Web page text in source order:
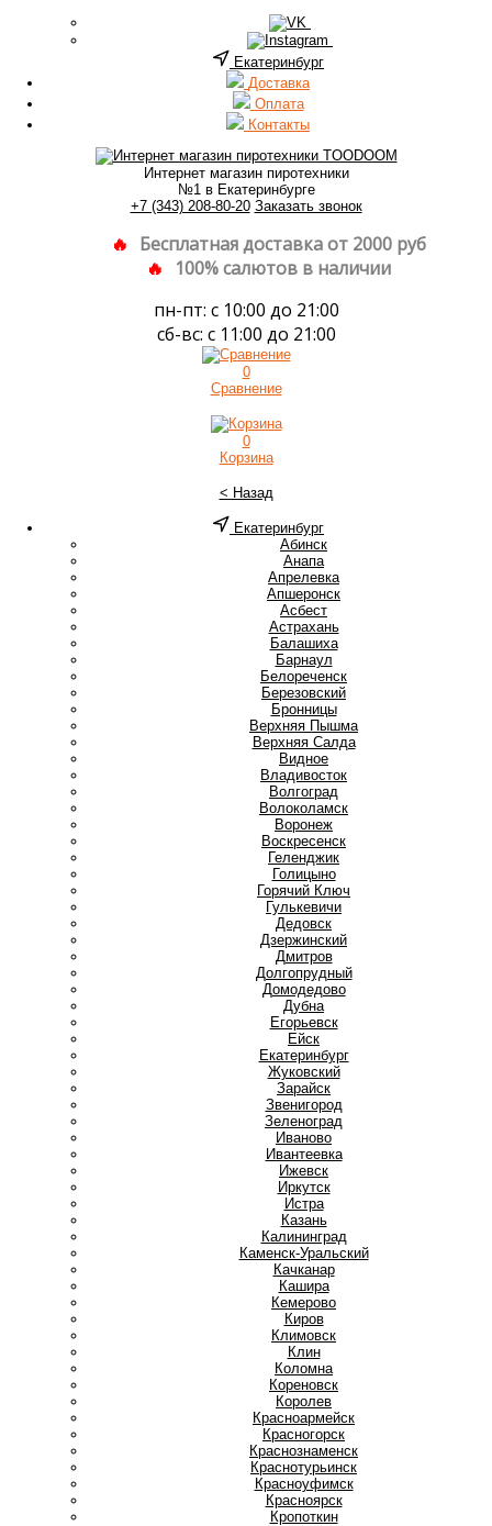
Екатеринбург
Доставка
Оплата
Контакты
Интернет магазин пиротехники
№1 в Екатеринбурге
+7 (343) 208-80-20 Заказать звонок
Бесплатная доставка от 2000 руб
100% салютов в наличии
пн-пт: с 10:00 до 21:00
сб-вс: с 11:00 до 21:00
0
Сравнение
0
Корзина
< Назад
Екатеринбург
Абинск
Анапа
Апрелевка
Апшеронск
Асбест
Астрахань
Балашиха
Барнаул
Белореченск
Березовский
Бронницы
Верхняя Пышма
Верхняя Салда
Видное
Владивосток
Волгоград
Волоколамск
Воронеж
Воскресенск
Геленджик
Голицыно
Горячий Ключ
Гулькевичи
Дедовск
Дзержинский
Дмитров
Долгопрудный
Домодедово
Дубна
Егорьевск
Ейск
Екатеринбург
Жуковский
Зарайск
Звенигород
Зеленоград
Иваново
Ивантеевка
Ижевск
Иркутск
Истра
Казань
Калининград
Каменск-Уральский
Качканар
Кашира
Кемерово
Киров
Климовск
Клин
Коломна
Кореновск
Королев
Красноармейск
Красногорск
Краснознаменск
Краснотурьинск
Красноуфимск
Красноярск
Кропоткин